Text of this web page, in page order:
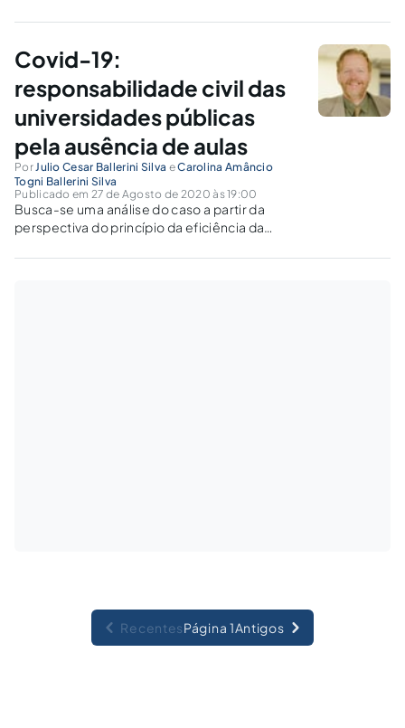
esses cidadãos. Todavia, algo não vem saindo
Covid-19:
responsabilidade civil das
universidades públicas
pela ausência de aulas
Por Julio Cesar Ballerini Silva eCarolina Amâncio
Togni Ballerini Silva
Publicado em 27 de Agosto de 2020 às 19:00
Busca-se uma análise do caso a partir da
perspectiva do princípio da eficiência da
civil objetiva do Estado que vem causando
RecentesPágina 1Antigos